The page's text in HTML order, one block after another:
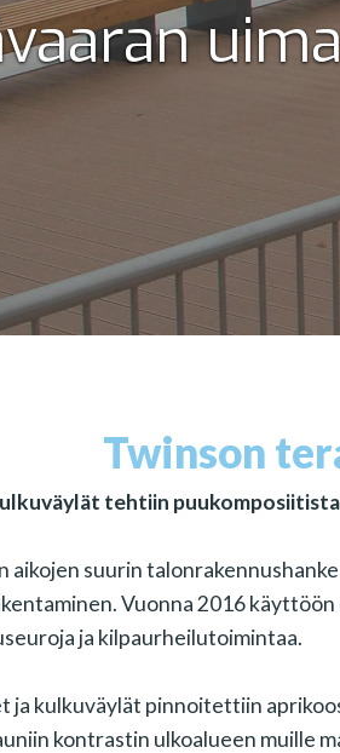
Twinson
tehtiin puukomposiitista
aikojen suurin
Vuonna 2016
ja kilpaurheilutoimintaa.
ja kulkuväylät pinnoitettiin
kontrastin ulkoalueen muille